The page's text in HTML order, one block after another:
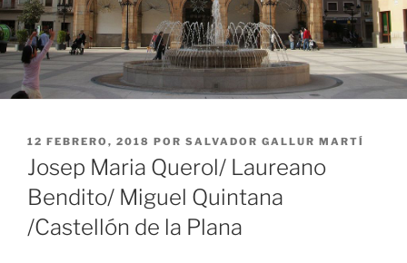
PUBLICADO
EL
12 FEBRERO, 2018 POR SALVADOR GALLUR MARTÍ
Josep Maria Querol/ Laureano
Bendito/ Miguel Quintana
/Castellón de la Plana